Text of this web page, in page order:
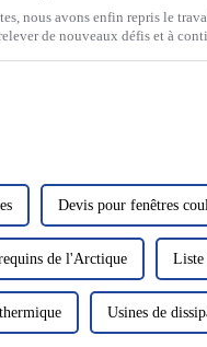
nous avons enfin repris le
de nouveaux défis et à
Devis pour fenêtres
de l'Arctique Liste
Usines de